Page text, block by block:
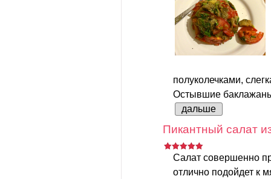
полуколечками,
Остывшие
дальше
Пикантный салат
Салат совершенно
отлично подойдет к